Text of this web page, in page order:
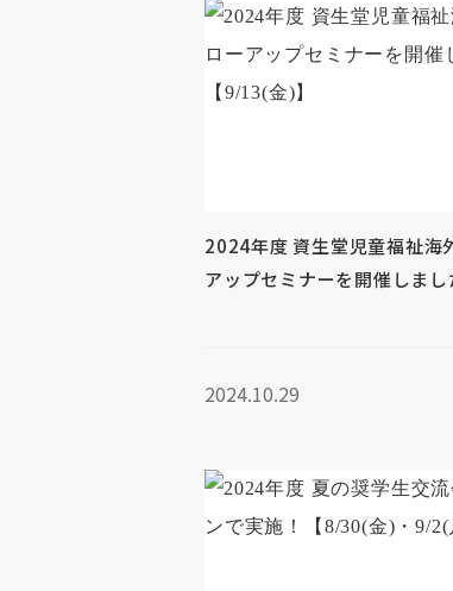
2024年度 資生堂児童福祉海
アップセミナーを開催しまし
2024.10.29